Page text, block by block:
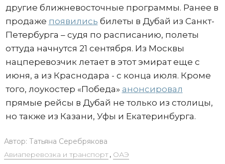
другие ближневосточные программы. Ранее в
продаже появились билеты в Дубай из Санкт-
Петербурга – судя по расписанию, полеты
оттуда начнутся 21 сентября. Из Москвы
нацперевозчик летает в этот эмират еще с
июня, а из Краснодара - с конца июля. Кроме
того, лоукостер «Победа» анонсировал
прямые рейсы в Дубай не только из столицы,
но также из Казани, Уфы и Екатеринбурга.
Автор: Татьяна Серебрякова
Авиаперевозка и транспорт, ОАЭ